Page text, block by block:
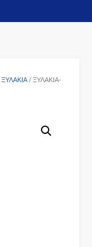
/ ΞΥΛΆΚΙΑ-